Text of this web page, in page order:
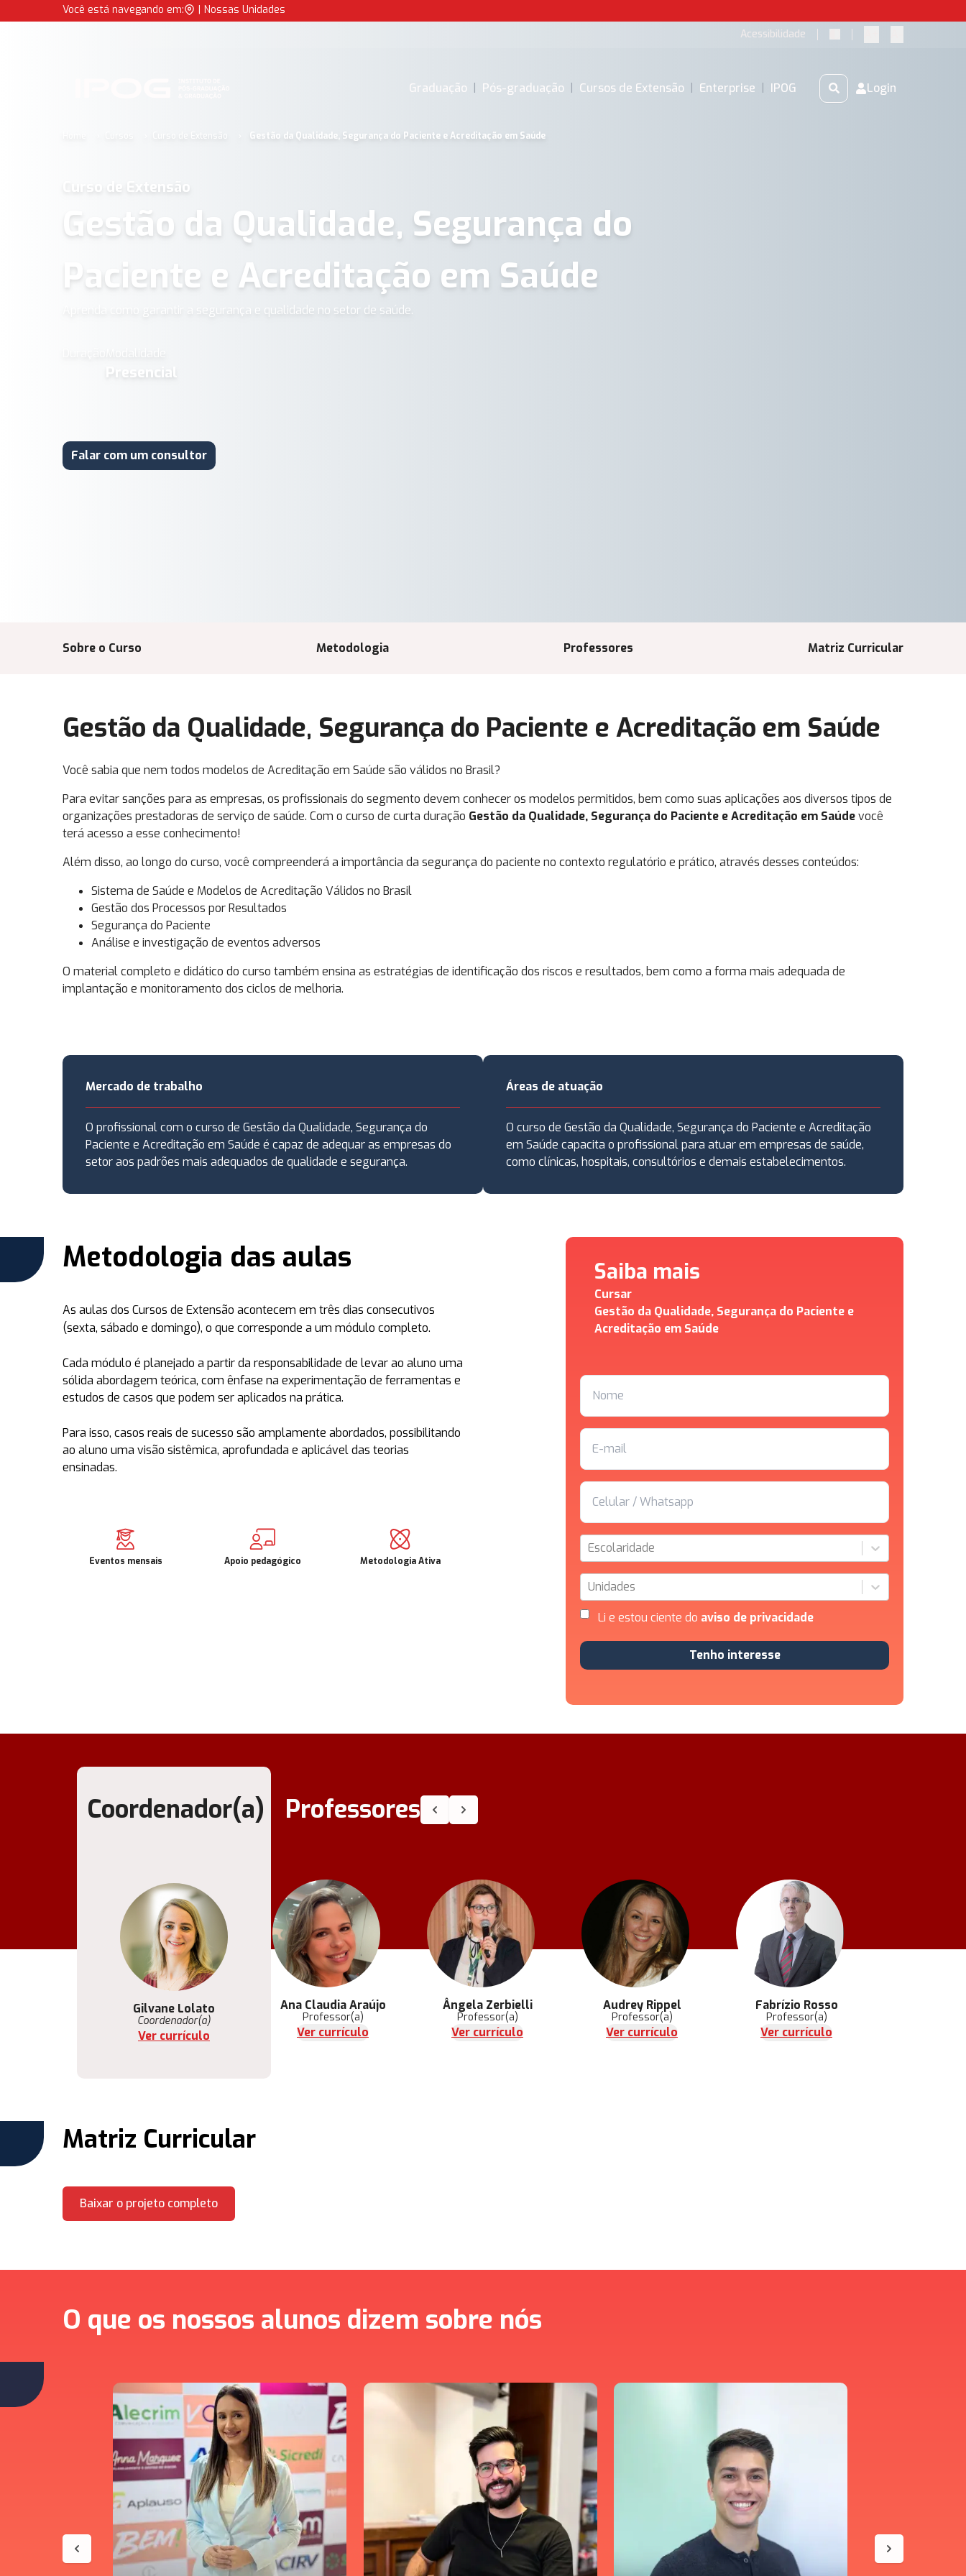
Você está navegando em: | Nossas Unidades
Acessibilidade
Graduação | Pós-graduação | Cursos de Extensão | Enterprise | IPOG Login
Curso de Extensão Gestão da Qualidade, Segurança do Paciente e Acreditação em Saúde
Curso de Extensão
Gestão da Qualidade, Segurança do
Paciente e Acreditação em Saúde
Aprenda como garantir a segurança e qualidade no setor de saúde.
Presencial
Falar com um consultor
Sobre o Curso Metodologia Professores Matriz Curricular
Gestão da Qualidade, Segurança do Paciente e Acreditação em Saúde
Você sabia que nem todos modelos de Acreditação em Saúde são válidos no Brasil?
Para evitar sanções para as empresas, os profissionais do segmento devem conhecer os modelos permitidos, bem como suas aplicações aos diversos tipos de
organizações prestadoras de serviço de saúde. Com o curso de curta duração Gestão da Qualidade, Segurança do Paciente e Acreditação em Saúdevocê
terá acesso a esse conhecimento!
Além disso, ao longo do curso, você compreenderá a importância da segurança do paciente no contexto regulatório e prático, através desses conteúdos:
Sistema de Saúde e Modelos de Acreditação Válidos no Brasil
Gestão dos Processos por Resultados
Segurança do Paciente
Análise e investigação de eventos adversos
O material completo e didático do curso também ensina as estratégias de identificação dos riscos e resultados, bem como a forma mais adequada de
implantação e monitoramento dos ciclos de melhoria.
Mercado de trabalho
O profissional com o curso de Gestão da Qualidade, Segurança do
Paciente e Acreditação em Saúde é capaz de adequar as empresas do
setor aos padrões mais adequados de qualidade e segurança.
Áreas de atuação
O curso de Gestão da Qualidade, Segurança do Paciente e Acreditação
em Saúde capacita o profissional para atuar em empresas de saúde,
como clínicas, hospitais, consultórios e demais estabelecimentos.
Metodologia das aulas
As aulas dos Cursos de Extensão acontecem em três dias consecutivos
(sexta, sábado e domingo), o que corresponde a um módulo completo.
Cada módulo é planejado a partir da responsabilidade de levar ao aluno uma
sólida abordagem teórica, com ênfase na experimentação de ferramentas e
estudos de casos que podem ser aplicados na prática.
Para isso, casos reais de sucesso são amplamente abordados, possibilitando
ao aluno uma visão sistêmica, aprofundada e aplicável das teorias
ensinadas.
Eventos mensais Apoio pedagógico Metodologia Ativa
Saiba mais
Cursar
Gestão da Qualidade, Segurança do Paciente e
Acreditação em Saúde
Escolaridade
Unidades
Li e estou ciente do aviso de privacidade
Tenho interesse
Coordenador(a)
Gilvane Lolato
Coordenador(a)
Ver currículo
Professores
Ana Claudia Araújo
Professor(a)
Ver currículo
Ângela Zerbielli
Professor(a)
Ver currículo
Audrey Rippel
Professor(a)
Ver currículo
Fabrízio Rosso
Professor(a)
Ver currículo
Matriz Curricular
Baixar o projeto completo
O que os nossos alunos dizem sobre nós
Gestão da Qualidade, Segurança do Paciente e Acreditação em Saúde | IPOG